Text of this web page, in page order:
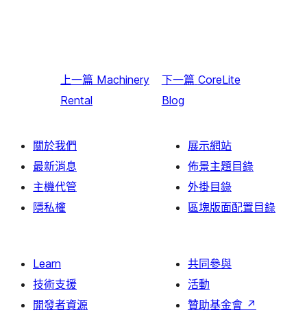
上一篇 Machinery
Rental
下一篇 CoreLite
Blog
關於我們
最新消息
主機代管
隱私權
展示網站
佈景主題目錄
外掛目錄
區塊版面配置目錄
Learn
技術支援
開發者資源
共同參與
活動
贊助基金會 ↗